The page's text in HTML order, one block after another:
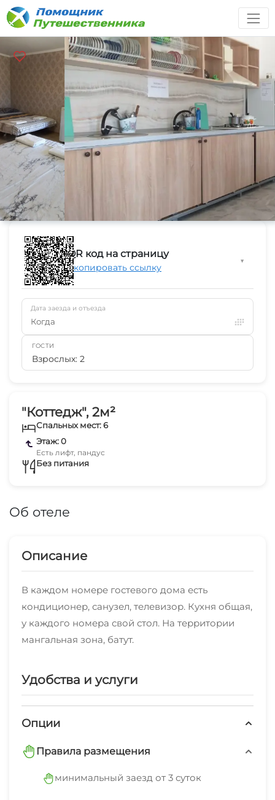
"Коттедж", 2м²
Спальных мест: 6
Этаж: 0
Есть лифт, пандус
Без питания
Об отеле
Описание
В каждом номере гостевого дома есть
кондиционер, санузел, телевизор. Кухня общая,
у каждого номера свой стол. На территории
мангальная зона, батут.
Удобства и услуги
Опции
Правила размещения
минимальный заезд от 3 суток
QR код на страницу
Скопировать ссылку
▼
Дата заезда и отъезда
Когда
ГОСТИ
Взрослых: 2